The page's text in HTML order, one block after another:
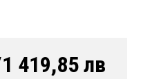
1 419,85 лв